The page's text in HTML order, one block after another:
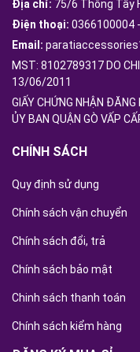
Địa chỉ: 75/6 Thông Tây
Điện thoại: 0366100004 -
Email:
MST: 8102789317 DO CHI
13/06/2011
GIẤY CHỨNG NHẬN
ỦY BAN QUẬN GÒ VẤP
CHÍNH SÁCH
Quy định sử dụng
Chính sách vận chuyển
Chính sách đổi, trả
Chính sách bảo mật
Chinh sách thanh toán
Chính sách kiểm hàng